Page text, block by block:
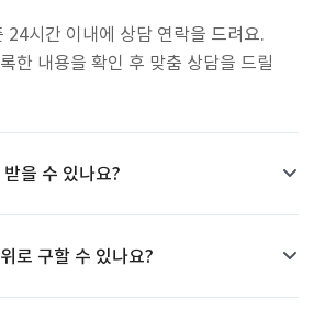
24시간 이내에 상담 연락을 드려요.
한 내용을 확인 후 맞춤 상담을 드릴
을 수 있나요?
로 구할 수 있나요?